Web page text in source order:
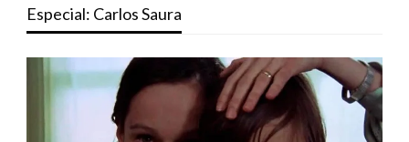
Especial: Carlos Saura